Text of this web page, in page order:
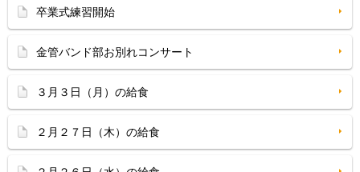
卒業式練習開始
金管バンド部お別れコンサート
３月３日（月）の給食
２月２７日（木）の給食